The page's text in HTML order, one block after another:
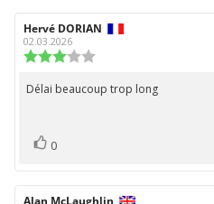
Auteur
de
l'évaluation:
Hervé DORIAN
02.03.2026
l'évaluation
:
Texte
l'évaluation:
Délai beaucoup trop long
Vote
positif
0
Auteur
Alan McLaughlin